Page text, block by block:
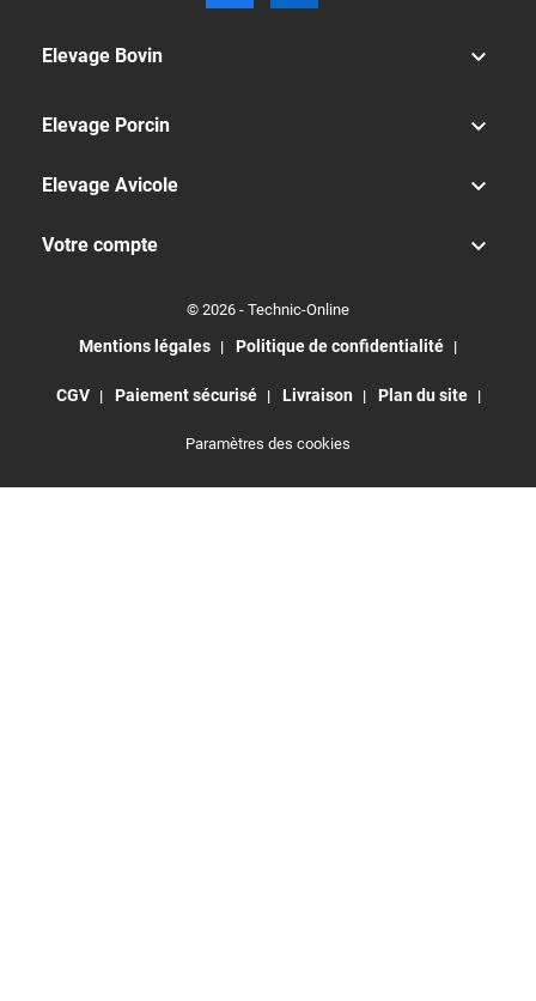
Elevage Bovin 
Elevage Porcin 
Elevage Avicole 
Votre compte 
© 2026 - Technic-Online
Mentions légales Politique de confidentialité
CGV Paiement sécurisé Livraison Plan du site
Paramètres des cookies